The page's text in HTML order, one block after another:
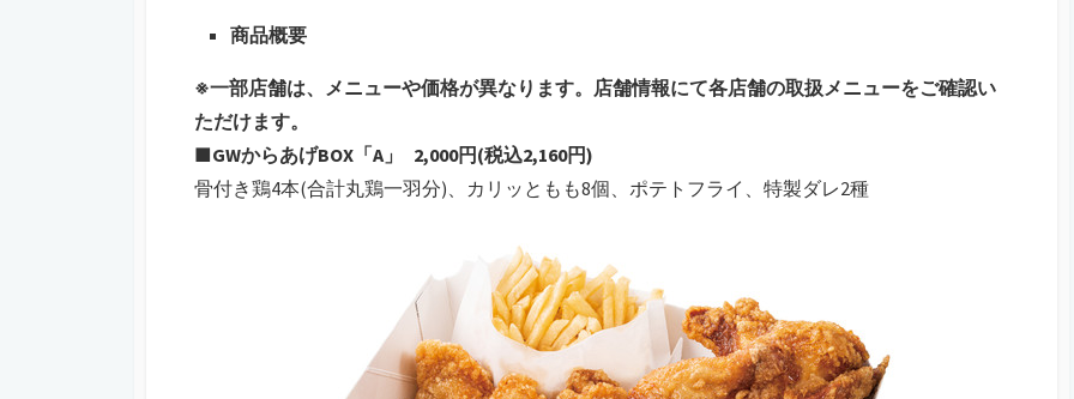
商品概要
※一部店舗は、メニューや価格が異なります。店舗情報にて各店舗の取扱メニューをご確認い
ただけます。
■GWからあげBOX「A」 2,000円(税込2,160円)
骨付き鶏4本(合計丸鶏一羽分)、カリッともも8個、ポテトフライ、特製ダレ2種